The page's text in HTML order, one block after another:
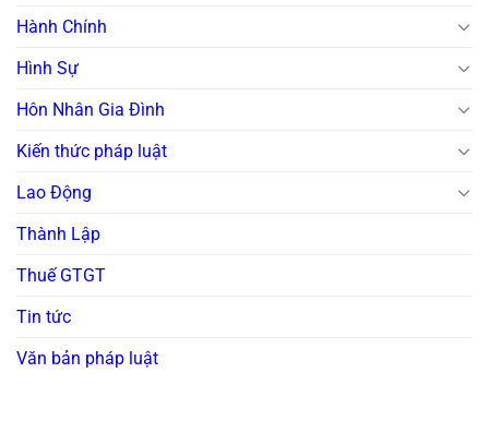
Hành Chính
Hình Sự
Hôn Nhân Gia Đình
Kiến thức pháp luật
Lao Động
Thành Lập
Thuế GTGT
Tin tức
Văn bản pháp luật